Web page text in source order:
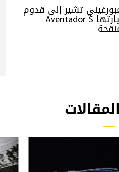
تشير إلى قدوم
سيارتها Aventador S